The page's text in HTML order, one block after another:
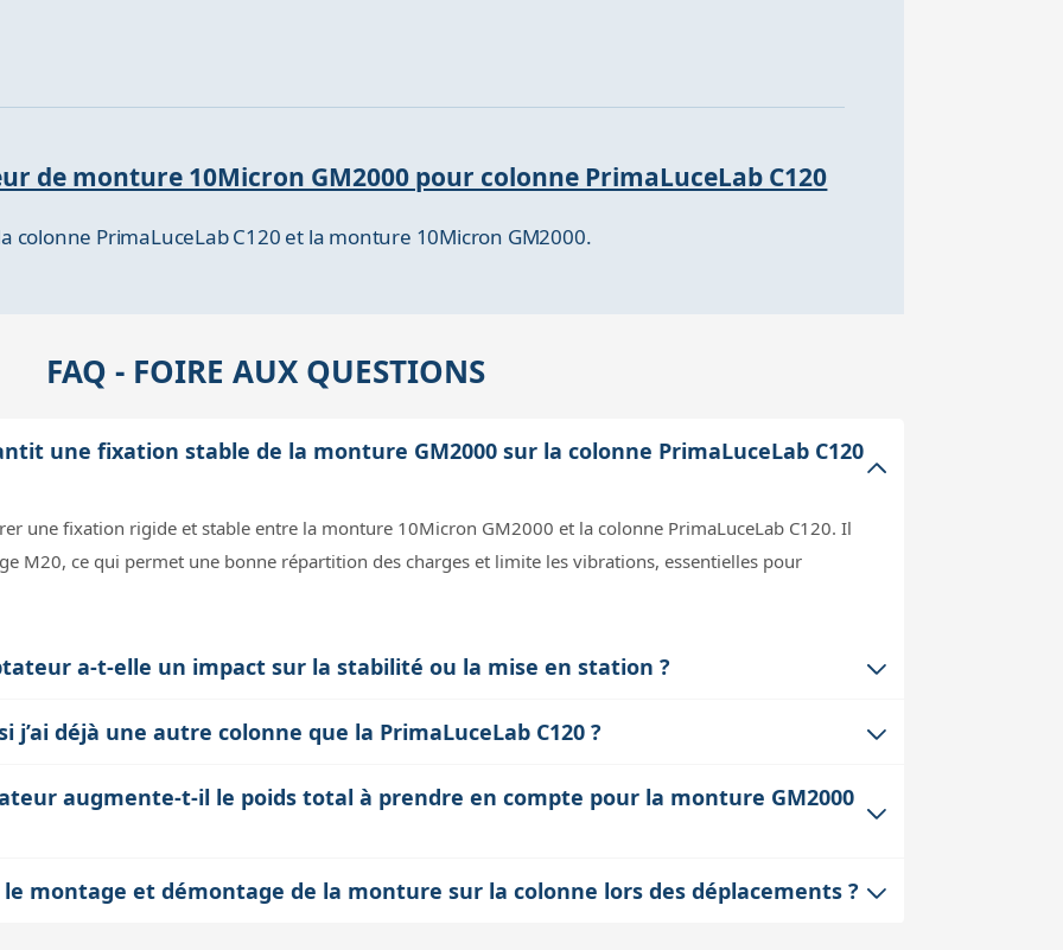
de monture 10Micron GM2000 pour colonne PrimaLuceLab C120
colonne PrimaLuceLab C120 et la monture 10Micron GM2000.
FAQ - FOIRE AUX QUESTIONS
une fixation stable de la monture GM2000 sur la colonne PrimaLuceLab C120
une fixation rigide et stable entre la monture 10Micron GM2000 et la colonne PrimaLuceLab C120. Il
M20, ce qui permet une bonne répartition des charges et limite les vibrations, essentielles pour
a-t-elle un impact sur la stabilité ou la mise en station ?
rendre la mise en station plus délicate. En pratique, cette épaisseur n’affecte pas négativement la
déjà une autre colonne que la PrimaLuceLab C120 ?
d’autres colonnes, il faudra vérifier la compatibilité ou chercher un adaptateur dédié.
augmente-t-il le poids total à prendre en compte pour la monture GM2000
pas de surcharge significative, mais il faut toujours tenir compte du poids total pour la capacité de
montage et démontage de la monture sur la colonne lors des déplacements ?